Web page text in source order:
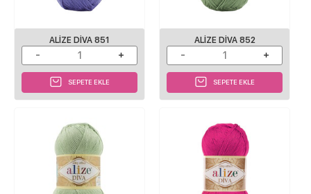
ALIZE DIVA 851
SEPETE EKLE
ALIZE DIVA 852
SEPETE EKLE